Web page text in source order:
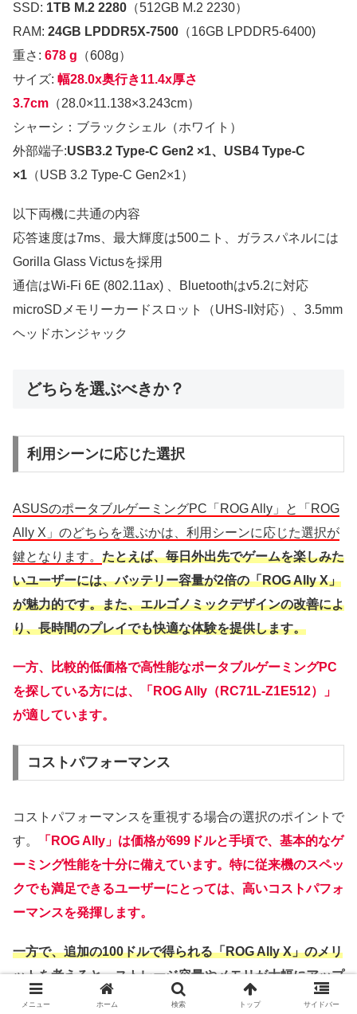
SSD: 1TB M.2 2280 （512GB M.2 2230）
RAM: 24GB LPDDR5X-7500 （16GB LPDDR5-6400)
重さ: 678 g （608g）
サイズ: 幅28.0x奥行き11.4x厚さ
3.7cm （28.0×11.138×3.243cm）
シャーシ：ブラックシェル（ホワイト）
外部端子:USB3.2 Type-C Gen2 ×1、USB4 Type-C
×1 （USB 3.2 Type-C Gen2×1）
以下両機に共通の内容
応答速度は7ms、最大輝度は500ニト、ガラスパネルには
Gorilla Glass Victusを採用
通信はWi-Fi 6E (802.11ax) 、Bluetoothはv5.2に対応
microSDメモリーカードスロット（UHS-II対応）、3.5mm
ヘッドホンジャック
どちらを選ぶべきか？
利用シーンに応じた選択
ASUSのポータブルゲーミングPC「ROG Ally」と「ROG
Ally X」のどちらを選ぶかは、利用シーンに応じた選択が
鍵となります。 たとえば、毎日外出先でゲームを楽しみた
いユーザーには、バッテリー容量が2倍の「ROG Ally X」
が魅力的です。また、エルゴノミックデザインの改善によ
り、長時間のプレイでも快適な体験を提供します。
一方、比較的低価格で高性能なポータブルゲーミングPC
を探している方には、「ROG Ally（RC71L-Z1E512）」
が適しています。
コストパフォーマンス
コストパフォーマンスを重視する場合の選択のポイントで
す。
「ROG Ally」は価格が699ドルと手頃で、基本的なゲ
ーミング性能を十分に備えています。特に従来機のスペッ
クでも満足できるユーザーにとっては、高いコストパフォ
ーマンスを発揮します。
一方で、追加の100ドルで得られる「ROG Ally X」のメリ
ットを考えると、ストレージ容量やメモリが大幅にアップ
グレードされており、さらにUSB4の対応による拡張性も
メニュー ホーム 検索 トップ サイドバー